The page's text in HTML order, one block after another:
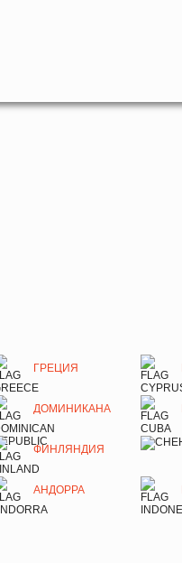
ГРЕЦИЯ
ДОМИНИКАНА
ФИНЛЯНДИЯ
АНДОРРА